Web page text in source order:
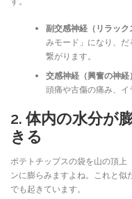
副交感神経（リラック
みモード」になり、
繋がります。
交感神経（興奮の神経
頭痛や古傷の痛み、イ
2. 体内の水分が
きる
ポテトチップスの袋を山の頂上
ンに膨らみますよね。これと
でも起きています。